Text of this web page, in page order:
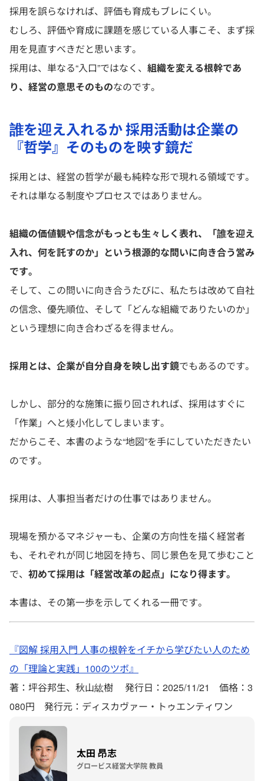
採用を誤らなければ、評価も育成もブレにくい。
むしろ、評価や育成に課題を感じている人事こそ、まず採
用を見直すべきだと思います。
採用は、単なる“入口”ではなく、 組織を変える根幹であ
り、経営の意思そのものなのです。
誰を迎え入れるか 採用活動は企業の
『哲学』そのものを映す鏡だ
採用とは、経営の哲学が最も純粋な形で現れる領域です。
それは単なる制度やプロセスではありません。
組織の価値観や信念がもっとも生々しく表れ、「誰を迎え
入れ、何を託すのか」という根源的な問いに向き合う営み
です。
そして、この問いに向き合うたびに、私たちは改めて自社
の信念、優先順位、そして「どんな組織でありたいのか」
という理想に向き合わざるを得ません。
採用とは、企業が自分自身を映し出す鏡でもあるのです。
しかし、部分的な施策に振り回されれば、採用はすぐに
「作業」へと矮小化してしまいます。
だからこそ、本書のような“地図”を手にしていただきたい
のです。
採用は、人事担当者だけの仕事ではありません。
現場を預かるマネジャーも、企業の方向性を描く経営者
も、それぞれが同じ地図を持ち、同じ景色を見て歩むこと
で、 初めて採用は「経営改革の起点」になり得ます。
本書は、その第一歩を示してくれる一冊です。
『図解 採用入門 人事の根幹をイチから学びたい人のため
の「理論と実践」100のツボ』
著：坪谷邦生、秋山紘樹 発行日：2025/11/21 価格：3
080円 発行元：ディスカヴァー・トゥエンティワン
太田 昂志
グロービス経営大学院 教員